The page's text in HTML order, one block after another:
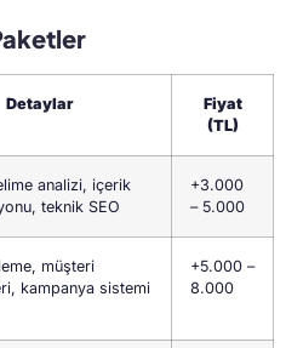
Detaylar
Fiyat
(TL)
analizi, içerik
teknik SEO
+3.000
– 5.000
müşteri
kampanya sistemi
+5.000 –
8.000